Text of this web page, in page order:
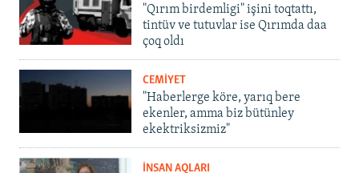
"Qırım birdemligi" işini toqtattı,
tintüv ve tutuvlar ise Qırımda daa
çoq oldı
CEMİYET
"Haberlerge köre, yarıq bere
ekenler, amma biz bütünley
ekektriksizmiz"
İNSAN AQLARI